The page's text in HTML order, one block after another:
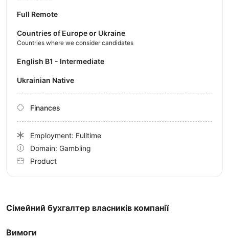
Сімейний бухгалтер власників компанії
Вимоги
Full Remote
Countries of Europe or Ukraine
Countries where we consider candidates
English B1 - Intermediate
Ukrainian Native
Finances
Employment: Fulltime
Domain: Gambling
Product